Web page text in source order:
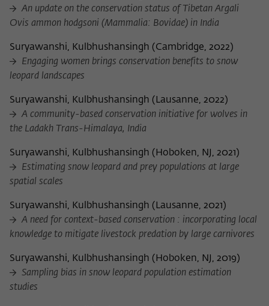
An update on the conservation status of Tibetan Argali
Ovis ammon hodgsoni (Mammalia: Bovidae) in India
Suryawanshi, Kulbhushansingh (Cambridge, 2022)
Engaging women brings conservation benefits to snow
leopard landscapes
Suryawanshi, Kulbhushansingh ( Lausanne, 2022)
A community-based conservation initiative for wolves in
the Ladakh Trans-Himalaya, India
Suryawanshi, Kulbhushansingh ( Hoboken, NJ, 2021)
Estimating snow leopard and prey populations at large
spatial scales
Suryawanshi, Kulbhushansingh ( Lausanne, 2021)
A need for context-based conservation : incorporating local
knowledge to mitigate livestock predation by large carnivores
Suryawanshi, Kulbhushansingh ( Hoboken, NJ, 2019)
Sampling bias in snow leopard population estimation
studies